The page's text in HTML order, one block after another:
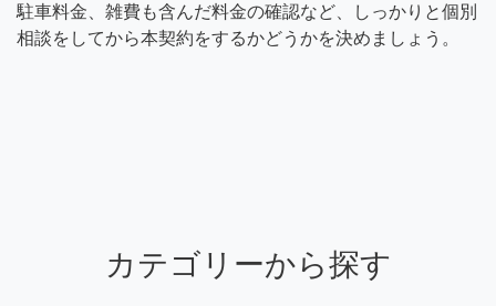
駐車料金、雑費も含んだ料金の確認など、しっかりと個別
相談をしてから本契約をするかどうかを決めましょう。
カテゴリーから探す